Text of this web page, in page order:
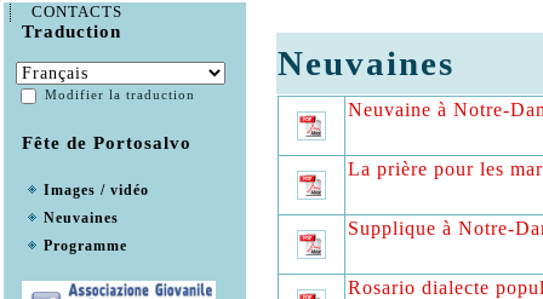
CONTACTS
Traduction
Modifier la traduction
Fête de Portosalvo
Images / vidéo
Neuvaines
Programme
Neuvaines
Neuvaine à Notre-
La prière pour les
Supplique à Notre-
Rosario dialecte